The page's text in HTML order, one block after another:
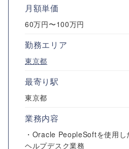
月額単価
60万円〜100万円
勤務エリア
東京都
最寄り駅
東京都
業務内容
・Oracle PeopleSoftを使用
ヘルプデスク業務